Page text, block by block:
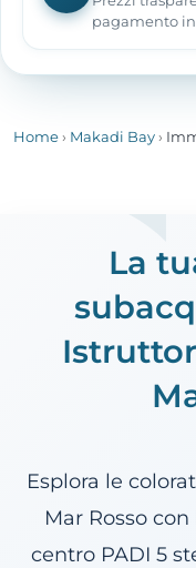
pagamento in
Home › Makadi Bay ›
La
Esplora le
Mar Rosso
centro PADI 5